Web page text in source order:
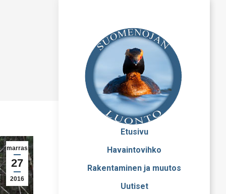
Etusivu
Havaintovihko
Rakentaminen ja muutos
Uutiset
marras
27
2016